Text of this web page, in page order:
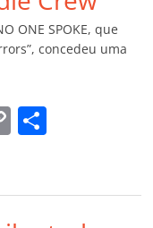
ar
ONE SPOKE, que
concedeu uma
C
y p